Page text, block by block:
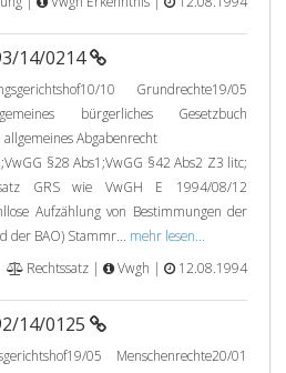
14/0214
10 Grundrechte19/05
bürgerliches Gesetzbuch
Abgabenrecht
§28 Abs1;VwGG §42 Abs2 Z3 litc;
GRS wie VwGH E 1994/08/12
Aufzählung von Bestimmungen der
der BAO) Stammr... mehr lesen...
Rechtssatz |
Vwgh | 12.08.1994
14/0125
05 Menschenrechte20/01